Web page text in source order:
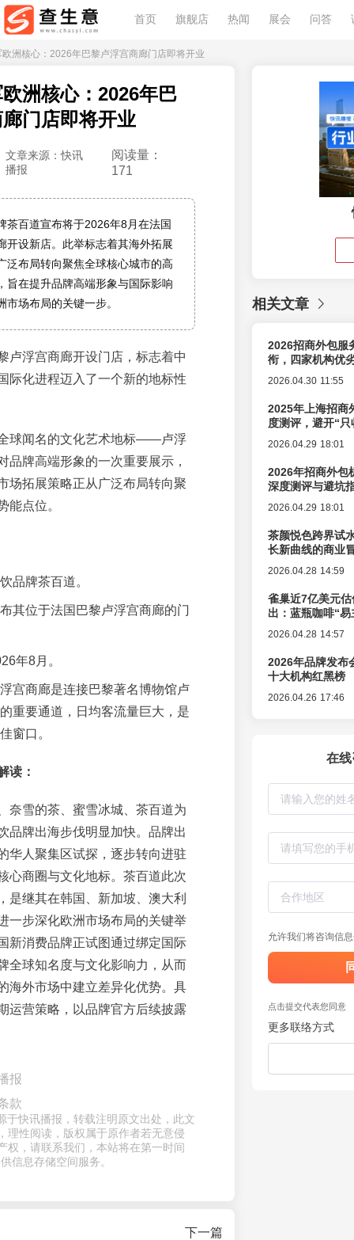
首页 旗舰店 热闻 展会 问答
洲核心：2026年巴黎卢浮宫商廊门店即将开业
洲核心：2026年巴
门店即将开业
文章来源：快讯
播报
阅读量：
171
茶百道宣布将于2026年8月在法国
开设新店。此举标志着其海外拓展
泛布局转向聚焦全球核心城市的高
旨在提升品牌高端形象与国际影响
市场布局的关键一步。
卢浮宫商廊开设门店，标志着中
际化进程迈入了一个新的地标性
球闻名的文化艺术地标——卢浮
品牌高端形象的一次重要展示，
场拓展策略正从广泛布局转向聚
能点位。
品牌茶百道。
其位于法国巴黎卢浮宫商廊的门
年8月。
宫商廊是连接巴黎著名博物馆卢
重要通道，日均客流量巨大，是
窗口。
读：
奈雪的茶、蜜雪冰城、茶百道为
品牌出海步伐明显加快。品牌出
华人聚集区试探，逐步转向进驻
心商圈与文化地标。茶百道此次
是继其在韩国、新加坡、澳大利
一步深化欧洲市场布局的关键举
新消费品牌正试图通过绑定国际
全球知名度与文化影响力，从而
海外市场中建立差异化优势。具
运营策略，以品牌官方后续披露
报
款
于快讯播报，转载注明原文出处，此文
理性阅读，版权属于原作者若无意侵
权，请联系我们，本站将在第一时间
信息存储空间服务。
下一篇
相关文章
2026招商外包服
衔，四家机构优
2026.04.30 11:55
2025年上海招商
度测评，避开“
2026.04.29 18:01
2026年招商外包
深度测评与避坑
2026.04.29 18:01
茶颜悦色跨界试
长新曲线的商业
2026.04.28 14:59
雀巢近7亿美元
出：蓝瓶咖啡“
2026.04.28 14:57
2026年品牌发布
十大机构红黑榜
2026.04.26 17:46
在
允许我们将咨询信
点击提交代表您同意
更多联络方式